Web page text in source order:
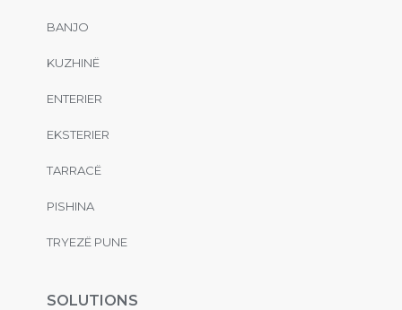
BANJO
KUZHINË
ENTERIER
EKSTERIER
TARRACË
PISHINA
TRYEZË PUNE
SOLUTIONS